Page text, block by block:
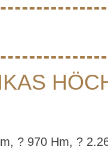
&
? 970 Hm, ?